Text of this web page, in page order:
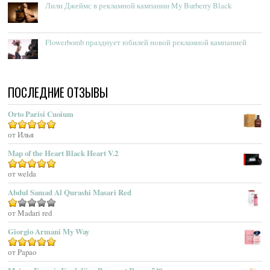
Acqua Dell’Elba
Acqua Di Monaco
Acqua Di Parma
Acqua Di Sardegna
Acqua Di Stresa
Adam Levine
Adamo Parfum
Adidas
Adolfo Dominguez
Adrienne Vittadini
Aedes De Venustas
Aerin Lauder
Aether
Affinessence
Лили Джеймс в рекламной кампании My Burberry Black
Flowerbomb празднует юбилей новой рекламной кампанией
ПОСЛЕДНИЕ ОТЗЫВЫ
Orto Parisi Cuoium
Оценка
от Илья
Map of the Heart Black Heart V.2
Оценка5
от welda
Abdul Samad Al Qurashi Masari Red
Оценка
1
из
5
от Madari red
Giorgio Armani My Way
Оценка5
от Papao